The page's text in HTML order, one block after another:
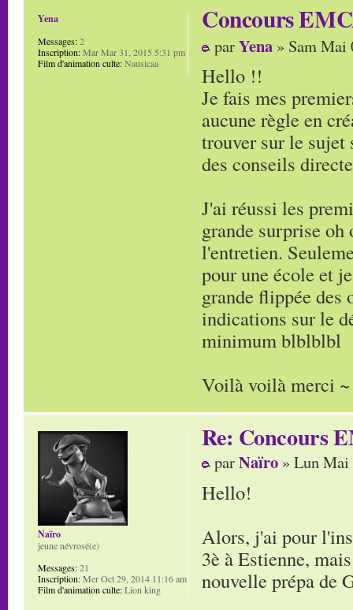
Concours
parYena » Sam Mai
Hello !!
Je fais mes
aucune règle en
trouver sur le sujet
des conseils
J'ai réussi les
grande surprise
l'entretien.
pour une école et
grande flippée des
indications sur le
minimum blblblbl
Voilà voilà merci ~
Yena
Messages:2
Inscription:Mar Mar 31, 2015 5:31 pm
Film d'animation culte:Nausicaa
Re: Concours
parNaïro » Lun Mai
Hello!
Alors, j'ai pour
3è à Estienne,
nouvelle prépa de
Naïro
jeune névrosé(e)
Messages:21
Inscription:Mer Oct 29, 2014 11:16 am
Film d'animation culte:Lion king